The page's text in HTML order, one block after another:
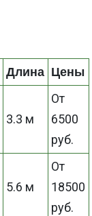
Длина Цены
3.3 м
От
6500
руб.
5.6 м
От
18500
руб.